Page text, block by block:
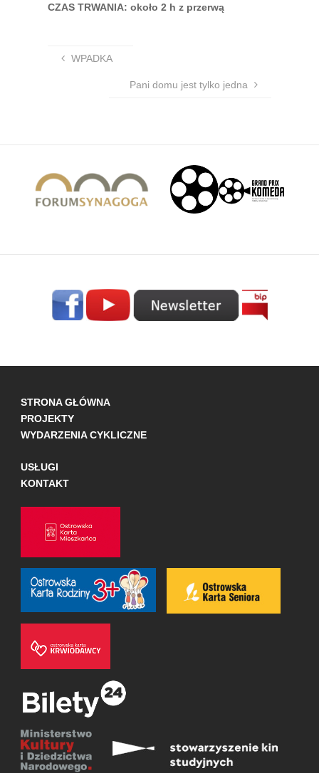
CZAS TRWANIA: około 2 h z przerwą
WPADKA
Pani domu jest tylko jedna
STRONA GŁÓWNA
PROJEKTY
WYDARZENIA CYKLICZNE
USŁUGI
KONTAKT